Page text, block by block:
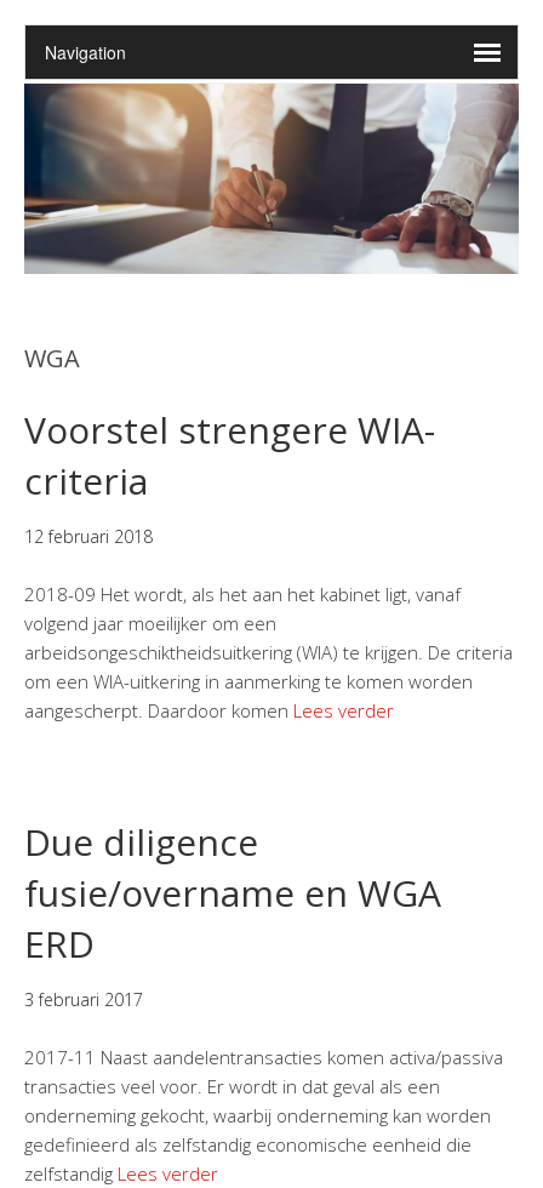
WGA
Voorstel strengere WIA-
criteria
12 februari 2018
2018-09 Het wordt, als het aan het kabinet ligt, vanaf
volgend jaar moeilijker om een
arbeidsongeschiktheidsuitkering (WIA) te krijgen. De criteria
om een WIA-uitkering in aanmerking te komen worden
aangescherpt. Daardoor komen Lees verder
Due diligence
fusie/overname en WGA
ERD
3 februari 2017
2017-11 Naast aandelentransacties komen activa/passiva
transacties veel voor. Er wordt in dat geval als een
onderneming gekocht, waarbij onderneming kan worden
gedefinieerd als zelfstandig economische eenheid die
zelfstandig Lees verder